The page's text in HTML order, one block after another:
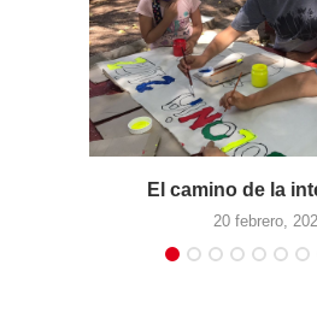
El camino de la
20 febrero,